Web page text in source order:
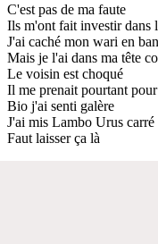
C'est pas de ma faute
Ils m'ont fait investir dans
J'ai caché mon wari en
Mais je l'ai dans ma tête
Le voisin est choqué
Il me prenait pourtant
Bio j'ai senti galère
J'ai mis Lambo Urus carré
Faut laisser ça là